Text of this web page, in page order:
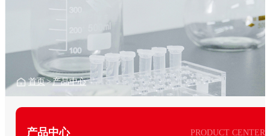
产品中心 PRODUCT CENTER
首页>产品中心